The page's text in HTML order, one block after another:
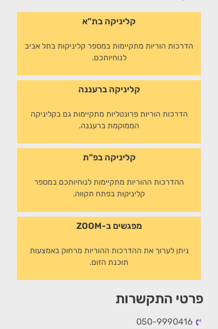
קליניקה בת"א
הדרכות הוריות מתקיימות במספר קליניקות בתל אביב
לנוחיותכם.
קליניקה ברעננה
הדרכות הוריות פרונטליות מתקיימות גם בקליניקה
הממוקמת ברעננה.
קליניקה בפ"ת
ההדרכות ההוריות מתקיימות לנוחיותכם במספר
קליניקות בפתח תקווה.
מפגשים ב-ZOOM
ניתן לערוך את ההדרכות ההוריות מרחוק באמצעות
תוכנת הזום.
פרטי התקשרות
050-9990416